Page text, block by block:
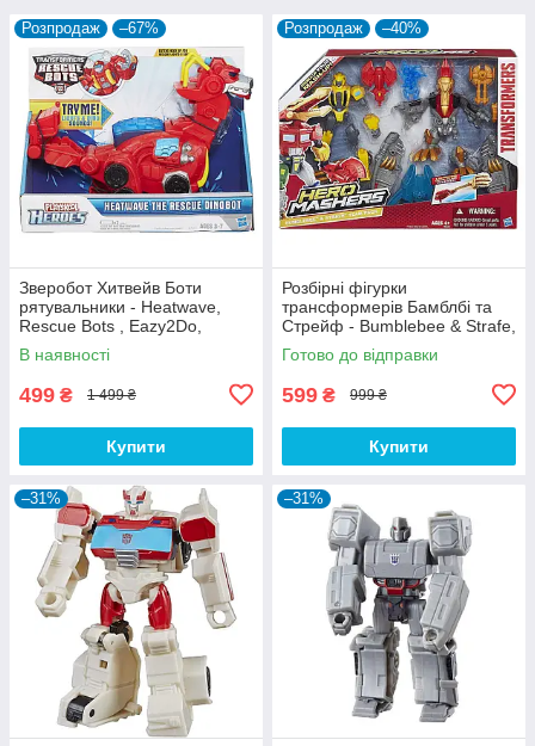
Розпродаж –67%
Зверобот Хитвейв Боти
рятувальники - Heatwave,
Rescue Bots , Eazy2Do,
Hasbro
В наявності
499 ₴ 1 499 ₴
Купити
Розпродаж –40%
Розбірні фігурки
трансформерів Бамблбі та
Стрейф - Bumblebee & Strafe,
Transformers Hero Mashers,
Hasbro
Готово до відправки
599 ₴ 999 ₴
Купити
–31% –31%